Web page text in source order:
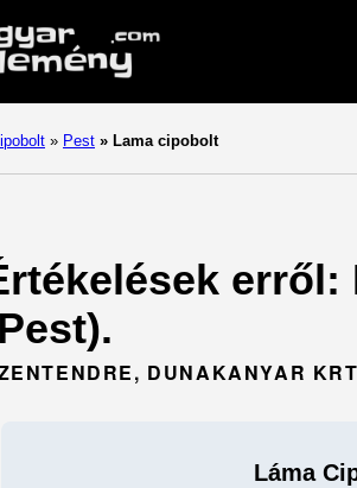
» Pest » Lama cipobolt
erről:
DUNAKANYAR
Láma